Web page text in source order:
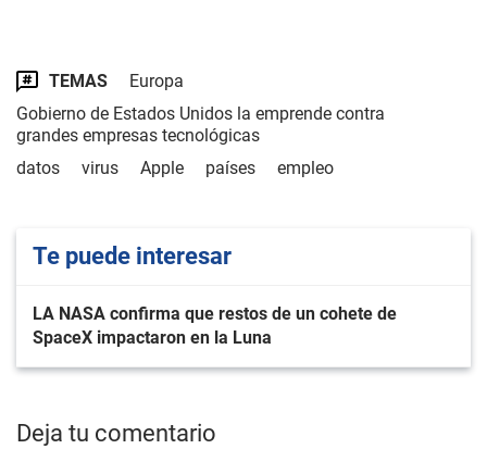
TEMAS
Europa
Gobierno de Estados Unidos la emprende contra
grandes empresas tecnológicas
datos
virus Apple países empleo
Te puede interesar
LA NASA confirma que restos de un cohete de
SpaceX impactaron en la Luna
Deja tu comentario